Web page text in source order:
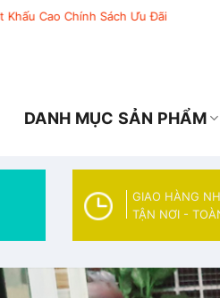
DANH MỤC SẢN PHẨM
GIAO HÀNG
TẬN NƠI -